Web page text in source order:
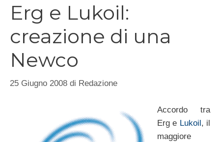
Erg e Lukoil:
creazione di una
Newco
25 Giugno 2008 di Redazione
Accordo tra
Erg e Lukoil , il
maggiore